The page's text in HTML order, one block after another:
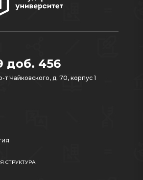
доб. 456
т Чайковского, д. 70, корпус 1
СТРУКТУРА